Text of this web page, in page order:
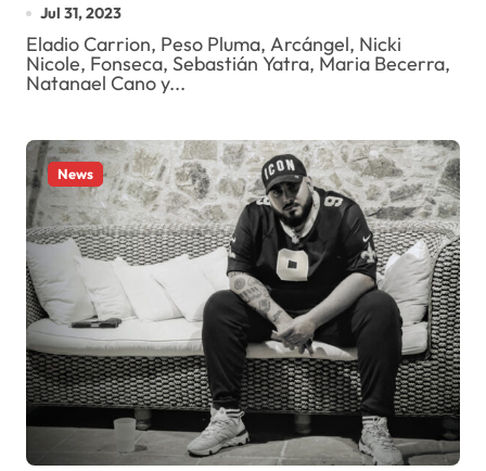
Jul 31, 2023
Eladio Carrion, Peso Pluma, Arcángel, Nicki
Nicole, Fonseca, Sebastián Yatra, Maria Becerra,
Natanael Cano y...
News